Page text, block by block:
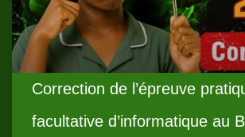
Correction de l’épreuve
facultative d’informatique au